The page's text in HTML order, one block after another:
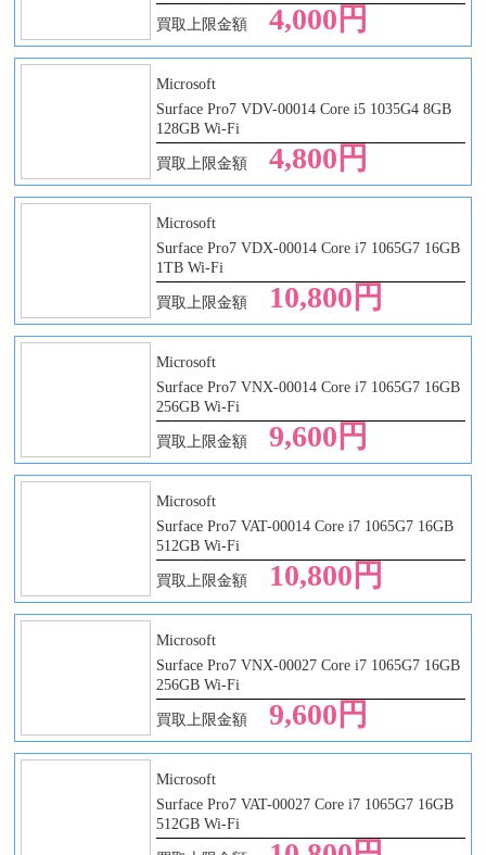
買取上限金額 4,000円
Microsoft
Surface Pro7 VDV-00014 Core i5 1035G4 8GB
128GB Wi-Fi
買取上限金額 4,800円
Microsoft
Surface Pro7 VDX-00014 Core i7 1065G7 16GB
1TB Wi-Fi
買取上限金額 10,800円
Microsoft
Surface Pro7 VNX-00014 Core i7 1065G7 16GB
256GB Wi-Fi
買取上限金額 9,600円
Microsoft
Surface Pro7 VAT-00014 Core i7 1065G7 16GB
512GB Wi-Fi
買取上限金額 10,800円
Microsoft
Surface Pro7 VNX-00027 Core i7 1065G7 16GB
256GB Wi-Fi
買取上限金額 9,600円
Microsoft
Surface Pro7 VAT-00027 Core i7 1065G7 16GB
512GB Wi-Fi